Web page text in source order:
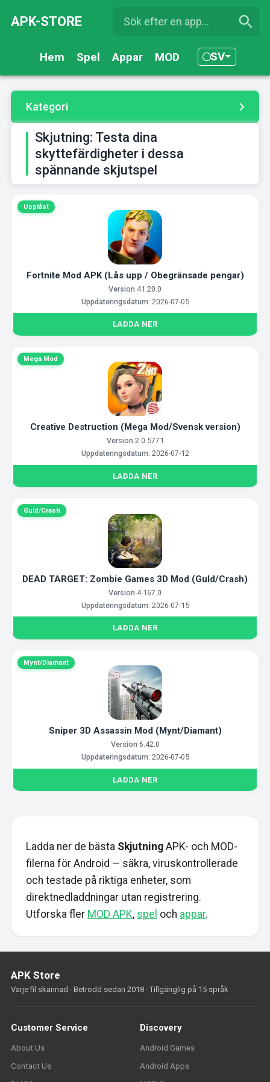
APK-STORE
Hem Spel Appar MOD SV
Kategori
Skjutning: Testa dina
skyttefärdigheter i dessa
spännande skjutspel
Upplåst
Fortnite Mod APK (Lås upp / Obegränsade pengar)
Version 41.20.0
Uppdateringsdatum: 2026-07-05
LADDA NER
Mega Mod
Creative Destruction (Mega Mod/Svensk version)
Version 2.0.5771
Uppdateringsdatum: 2026-07-12
LADDA NER
Guld/Crash
DEAD TARGET: Zombie Games 3D Mod (Guld/Crash)
Version 4.167.0
Uppdateringsdatum: 2026-07-15
LADDA NER
Mynt/Diamant
Sniper 3D Assassin Mod (Mynt/Diamant)
Version 6.42.0
Uppdateringsdatum: 2026-07-05
LADDA NER
Ladda ner de bästa SkjutningAPK- och MOD-
filerna för Android — säkra, viruskontrollerade
och testade på riktiga enheter, som
direktnedladdningar utan registrering.
Utforska fler MOD APK, spel och appar.
APK Store
Varje fil skannad · Betrodd sedan 2018 · Tillgänglig på 15 språk
Customer Service
About Us
Contact Us
Discovery
Android Games
Android Apps